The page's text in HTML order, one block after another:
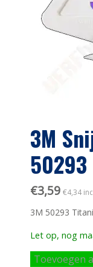
3M
50293
€3,59 €4,34
3M 50293
Let op, nog
3M
Toevoegen